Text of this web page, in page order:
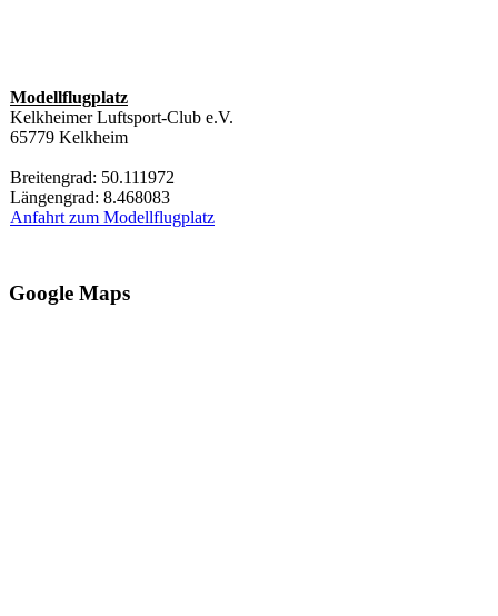
Modellflugplatz
Kelkheimer Luftsport-Club e.V.
65779 Kelkheim
Breitengrad: 50.111972
Längengrad: 8.468083
Anfahrt zum Modellflugplatz
Google Maps